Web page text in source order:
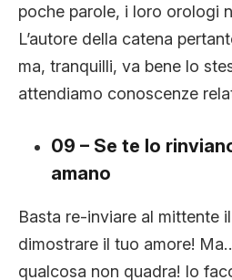
poche parole, i loro orologi
L’autore della catena
ma, tranquilli, va bene lo
attendiamo conoscenze
09 – Se te lo
amano
Basta re-inviare al mittente
dimostrare il tuo amore!
qualcosa non quadra! Io